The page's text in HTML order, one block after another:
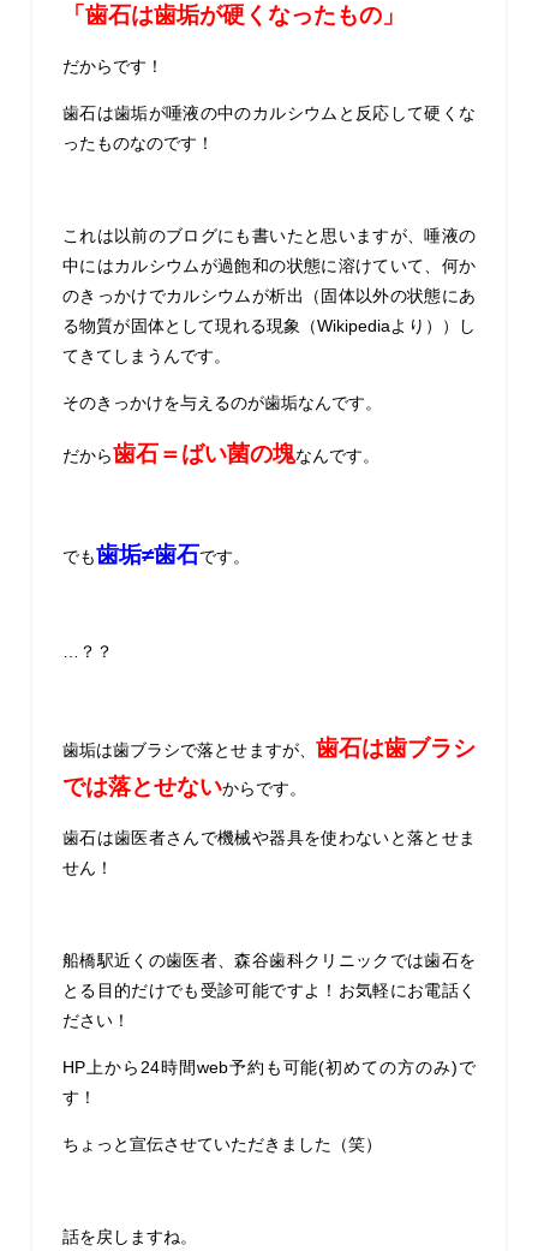
「歯石は歯垢が硬くなったもの」
だからです！
歯石は歯垢が唾液の中のカルシウムと反応して硬くな
ったものなのです！
これは以前のブログにも書いたと思いますが、唾液の
中にはカルシウムが過飽和の状態に溶けていて、何か
のきっかけでカルシウムが析出（固体以外の状態にあ
る物質が固体として現れる現象（Wikipediaより））し
てきてしまうんです。
そのきっかけを与えるのが歯垢なんです。
だから歯石＝ばい菌の塊なんです。
でも歯垢≠歯石です。
…？？
歯垢は歯ブラシで落とせますが、 歯石は歯ブラシ
では落とせないからです。
歯石は歯医者さんで機械や器具を使わないと落とせま
せん！
船橋駅近くの歯医者、森谷歯科クリニックでは歯石を
とる目的だけでも受診可能ですよ！お気軽にお電話く
ださい！
HP上から24時間web予約も可能(初めての方のみ)で
す！
ちょっと宣伝させていただきました（笑）
話を戻しますね。